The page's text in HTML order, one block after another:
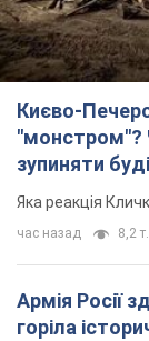
Києво-
"монстром"?
зупиняти
Яка реакція
час назад 8,2 т.
Армія Росії
горіла